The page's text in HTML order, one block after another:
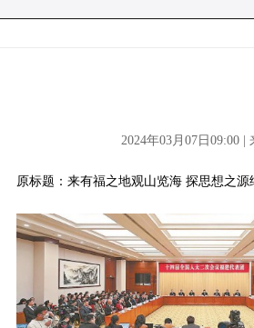
2024年03月07日09:00 |
原标题：来有福之地观山览海 探思想之源